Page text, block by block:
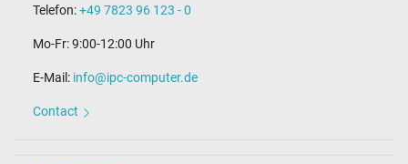
Telefon:+49 7823 96 123 - 0
Mo-Fr: 9:00-12:00 Uhr
E-Mail: info@ipc-computer.de
Contact